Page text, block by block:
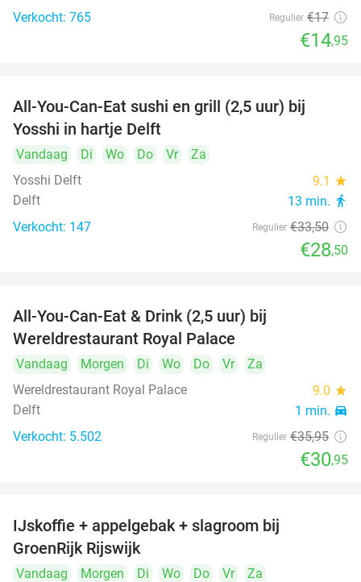
Verkocht: 765 Regulier €17
€14,95
All-You-Can-Eat sushi en grill (2,5 uur) bij
Yosshi in hartje Delft
Vandaag Di Wo Do Vr
Za
Yosshi Delft
9.1 star
Delft 13 min. directions_walk
Verkocht: 147 Regulier €33,50
€28,50
All-You-Can-Eat & Drink (2,5 uur) bij
Wereldrestaurant Royal Palace
Vandaag Morgen Di Wo Do Vr
Za
Wereldrestaurant Royal Palace
9.0 star
Delft 1 min. directions_car
Verkocht: 5.502 Regulier €35,95
€30,95
IJskoffie + appelgebak + slagroom bij
GroenRijk Rijswijk
Vandaag Morgen Di Wo Do Vr
Za